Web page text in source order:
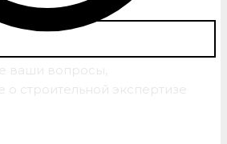
ваши вопросы,
о строительной экспертизе